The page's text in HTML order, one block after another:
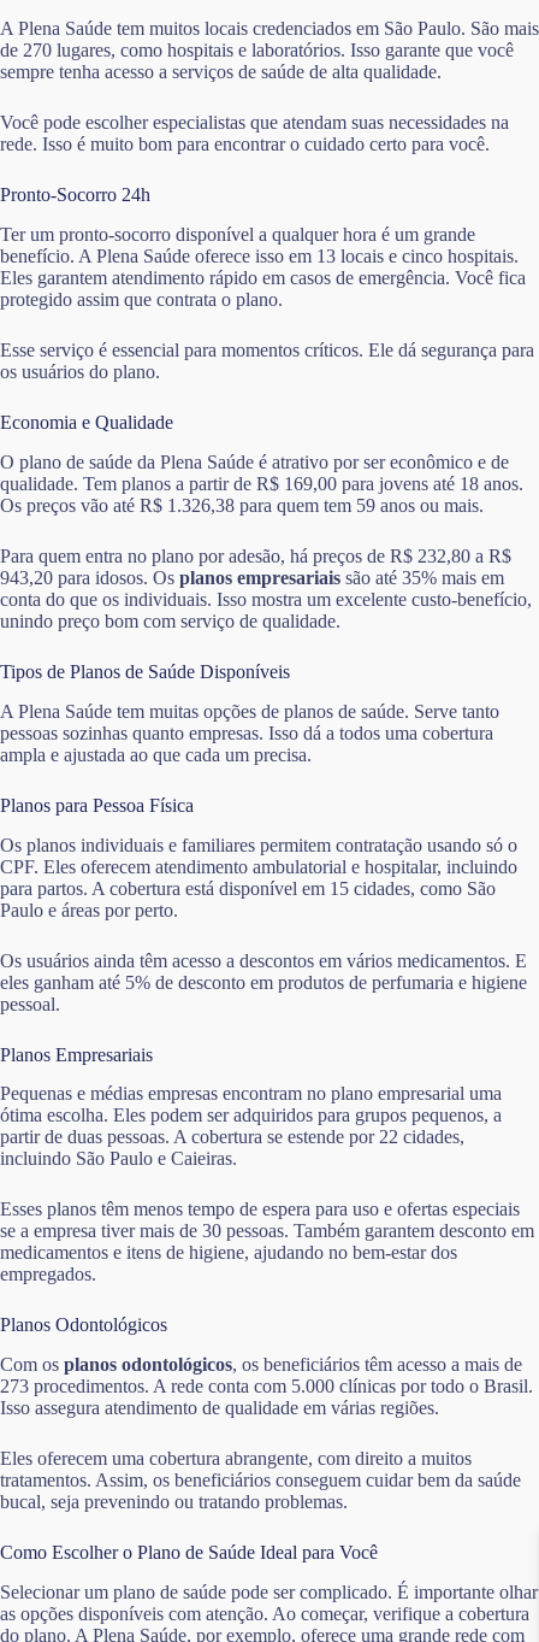
A Plena Saúde tem muitos locais credenciados em São Paulo. São mais
de 270 lugares, como hospitais e laboratórios. Isso garante que você
sempre tenha acesso a serviços de saúde de alta qualidade.
Você pode escolher especialistas que atendam suas necessidades na
rede. Isso é muito bom para encontrar o cuidado certo para você.
Pronto-Socorro 24h
Ter um pronto-socorro disponível a qualquer hora é um grande
benefício. A Plena Saúde oferece isso em 13 locais e cinco hospitais.
Eles garantem atendimento rápido em casos de emergência. Você fica
protegido assim que contrata o plano.
Esse serviço é essencial para momentos críticos. Ele dá segurança para
os usuários do plano.
Economia e Qualidade
O plano de saúde da Plena Saúde é atrativo por ser econômico e de
qualidade. Tem planos a partir de R$ 169,00 para jovens até 18 anos.
Os preços vão até R$ 1.326,38 para quem tem 59 anos ou mais.
Para quem entra no plano por adesão, há preços de R$ 232,80 a R$
943,20 para idosos. Os planos empresariais são até 35% mais em
conta do que os individuais. Isso mostra um excelente custo-benefício,
unindo preço bom com serviço de qualidade.
Tipos de Planos de Saúde Disponíveis
A Plena Saúde tem muitas opções de planos de saúde. Serve tanto
pessoas sozinhas quanto empresas. Isso dá a todos uma cobertura
ampla e ajustada ao que cada um precisa.
Planos para Pessoa Física
Os planos individuais e familiares permitem contratação usando só o
CPF. Eles oferecem atendimento ambulatorial e hospitalar, incluindo
para partos. A cobertura está disponível em 15 cidades, como São
Paulo e áreas por perto.
Os usuários ainda têm acesso a descontos em vários medicamentos. E
eles ganham até 5% de desconto em produtos de perfumaria e higiene
pessoal.
Planos Empresariais
Pequenas e médias empresas encontram no plano empresarial uma
ótima escolha. Eles podem ser adquiridos para grupos pequenos, a
partir de duas pessoas. A cobertura se estende por 22 cidades,
incluindo São Paulo e Caieiras.
Esses planos têm menos tempo de espera para uso e ofertas especiais
se a empresa tiver mais de 30 pessoas. Também garantem desconto em
medicamentos e itens de higiene, ajudando no bem-estar dos
empregados.
Planos Odontológicos
Com os planos odontológicos, os beneficiários têm acesso a mais de
273 procedimentos. A rede conta com 5.000 clínicas por todo o Brasil.
Isso assegura atendimento de qualidade em várias regiões.
Eles oferecem uma cobertura abrangente, com direito a muitos
tratamentos. Assim, os beneficiários conseguem cuidar bem da saúde
bucal, seja prevenindo ou tratando problemas.
Como Escolher o Plano de Saúde Ideal para Você
Selecionar um plano de saúde pode ser complicado. É importante olhar
as opções disponíveis com atenção. Ao começar, verifique a cobertura
do plano. A Plena Saúde, por exemplo, oferece uma grande rede com